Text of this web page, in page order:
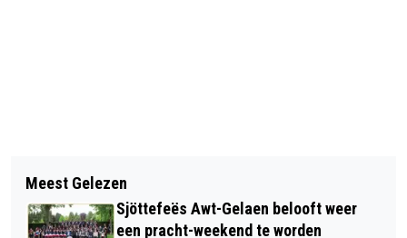
COLUMN: IN DE LUWTE VAN HET
DECEMBERGEDRUIS
MEER MENSEN KOMEN IN
AANMERKING VOOR HUURTOESLAG
Meest Gelezen
Sjöttefeës Awt-Gelaen belooft weer
een pracht-weekend te worden